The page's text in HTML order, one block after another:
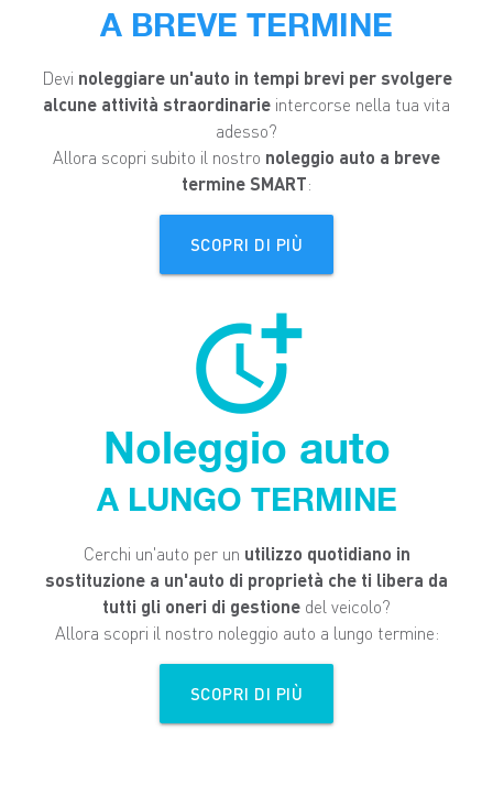
A BREVE TERMINE
Devi noleggiare un'auto in tempi brevi per svolgere
alcune attività straordinarie intercorse nella tua vita
adesso?
Allora scopri subito il nostro noleggio auto a breve
termine SMART:
SCOPRI DI PIÙ
more_time
Noleggio auto
A LUNGO TERMINE
Cerchi un'auto per un utilizzo quotidiano in
sostituzione a un'auto di proprietà che ti libera da
tutti gli oneri di gestione del veicolo?
Allora scopri il nostro noleggio auto a lungo termine:
SCOPRI DI PIÙ